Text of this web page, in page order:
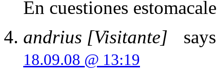
En cuestiones
andrius [Visitante]
18.09.08 @ 13:19